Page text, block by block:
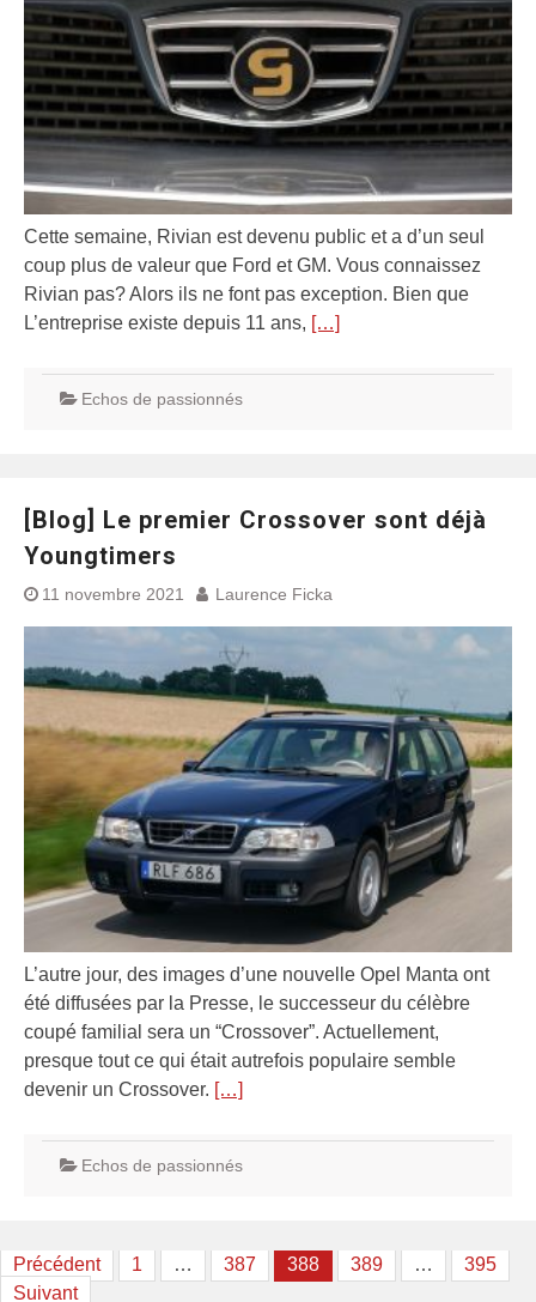
Cette semaine, Rivian est devenu public et a d’un seul
coup plus de valeur que Ford et GM. Vous connaissez
Rivian pas? Alors ils ne font pas exception. Bien que
L’entreprise existe depuis 11 ans, […]
Echos de passionnés
[Blog] Le premier Crossover sont déjà
Youngtimers
11 novembre 2021 Laurence Ficka
L’autre jour, des images d’une nouvelle Opel Manta ont
été diffusées par la Presse, le successeur du célèbre
coupé familial sera un “Crossover”. Actuellement,
presque tout ce qui était autrefois populaire semble
devenir un Crossover. […]
Echos de passionnés
Pagination
Précédent 1 … 387 388 389 …
395
Suivant